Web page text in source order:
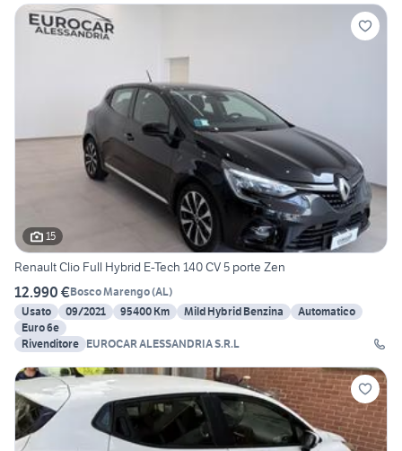
15
Renault Clio Full Hybrid E-Tech 140 CV 5 porte Zen
12.990 €Bosco Marengo(AL)
Usato
09/2021 95400 Km Mild Hybrid Benzina
Automatico
Euro 6e
Rivenditore EUROCAR ALESSANDRIA S.R.L